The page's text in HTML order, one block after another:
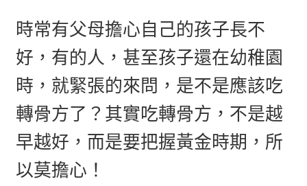
時常有父母擔心自己的孩子長不
好，有的人，甚至孩子還在幼稚園
時，就緊張的來問，是不是應該吃
轉骨方了？其實吃轉骨方，不是越
早越好，而是要把握黃金時期，所
以莫擔心！